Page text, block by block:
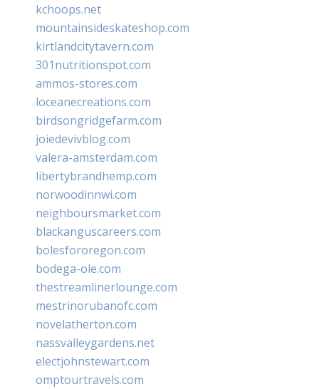
kchoops.net
mountainsideskateshop.com
kirtlandcitytavern.com
301nutritionspot.com
ammos-stores.com
loceanecreations.com
birdsongridgefarm.com
joiedevivblog.com
valera-amsterdam.com
libertybrandhemp.com
norwoodinnwi.com
neighboursmarket.com
blackanguscareers.com
bolesfororegon.com
bodega-ole.com
thestreamlinerlounge.com
mestrinorubanofc.com
novelatherton.com
nassvalleygardens.net
electjohnstewart.com
omptourtravels.com